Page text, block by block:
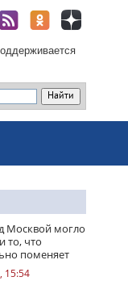
Москвой могло
то, что
поменяет
15:54